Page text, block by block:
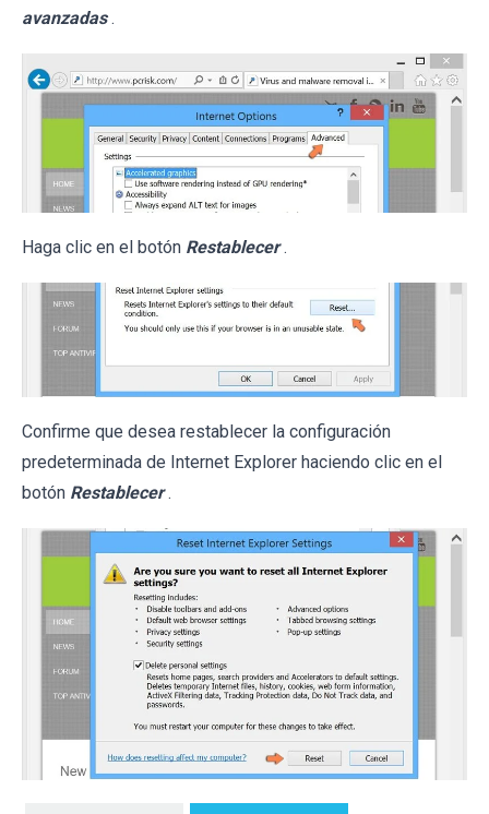
avanzadas .
Haga clic en el botón Restablecer .
Confirme que desea restablecer la configuración
predeterminada de Internet Explorer haciendo clic en el
botón Restablecer .